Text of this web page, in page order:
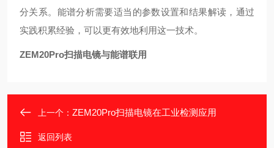
分关系。能谱分析需要适当的参数设置和结果解读，通过
实践积累经验，可以更有效地利用这一技术。
ZEM20Pro扫描电镜与能谱联用
上一个： ZEM20Pro扫描电镜在工业检测应用
返回列表